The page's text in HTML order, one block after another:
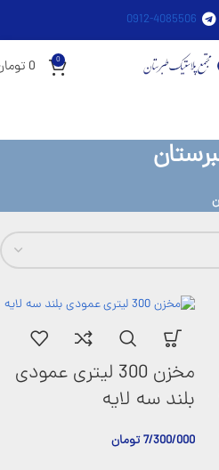
0912-4085506
0
0
مخزن 300 لیتری عمودی
بلند سه لایه
7/300/000تومان